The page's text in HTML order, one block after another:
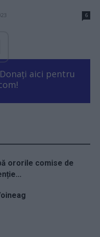
6
aici pentru
ororile comise de